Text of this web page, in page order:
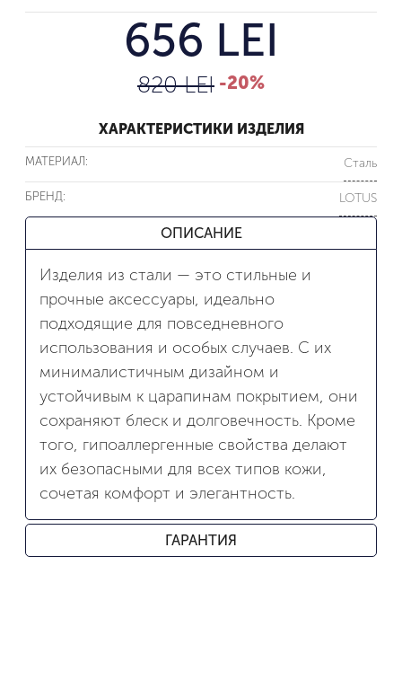
656 LEI
820 LEI -20%
ХАРАКТЕРИСТИКИ ИЗДЕЛИЯ
МАТЕРИАЛ: Сталь
БРЕНД: LOTUS
ОПИСАНИЕ
Изделия из стали — это стильные и
прочные аксессуары, идеально
подходящие для повседневного
использования и особых случаев. С их
минималистичным дизайном и
устойчивым к царапинам покрытием, они
сохраняют блеск и долговечность. Кроме
того, гипоаллергенные свойства делают
их безопасными для всех типов кожи,
сочетая комфорт и элегантность.
ГАРАНТИЯ